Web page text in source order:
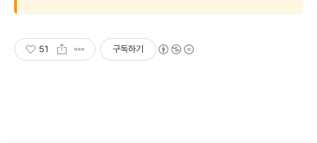
51 구독하기